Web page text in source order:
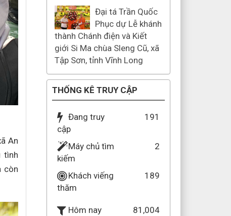
An
tình
còn
Đại tá Trần Quốc
Phục dự Lễ khánh
thành Chánh điện và Kiết
giới Si Ma chùa Sleng Cũ, xã
Tập Sơn, tỉnh Vĩnh Long
THỐNG KÊ TRUY CẬP
Đang truy
cập
191
Máy chủ tìm
kiếm
2
Khách viếng
thăm
189
Hôm nay
81,004